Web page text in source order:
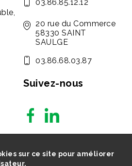
03.86.85.12.12
20 rue du Commerce
58330 SAINT
SAULGE
03.86.68.03.87
Suivez-nous
sur ce site pour améliorer